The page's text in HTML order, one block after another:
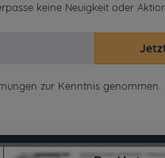
keine Neuigkeit oder
zur Kenntnis genommen.